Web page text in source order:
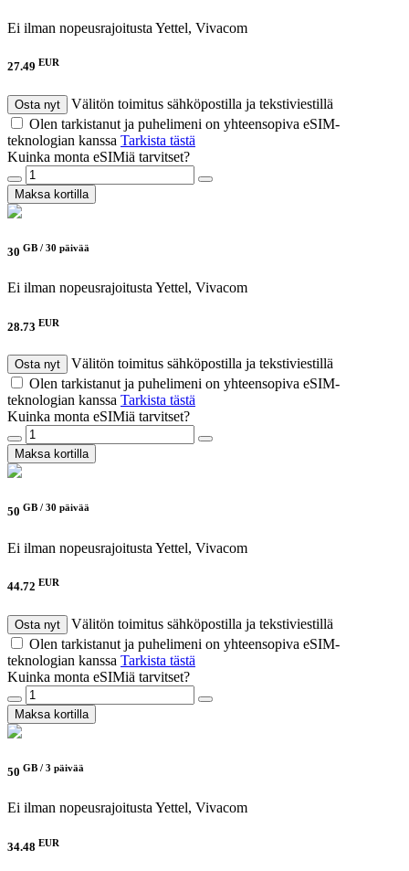
Ei ilman nopeusrajoitusta Yettel, Vivacom
27.49 EUR
Osta nyt
Välitön toimitus sähköpostilla ja tekstiviestillä
Olen tarkistanut ja puhelimeni on yhteensopiva eSIM-
teknologian kanssa Tarkista tästä
Kuinka monta eSIMiä tarvitset?
Maksa kortilla
30 GB / 30 päivää
Ei ilman nopeusrajoitustaYettel, Vivacom
28.73 EUR
Osta nyt
Välitön toimitus sähköpostilla ja tekstiviestillä
Olen tarkistanut ja puhelimeni on yhteensopiva eSIM-
teknologian kanssa Tarkista tästä
Kuinka monta eSIMiä tarvitset?
Maksa kortilla
50 GB / 30 päivää
Ei ilman nopeusrajoitusta Yettel, Vivacom
44.72 EUR
Osta nyt
Välitön toimitus sähköpostilla ja tekstiviestillä
Olen tarkistanut ja puhelimeni on yhteensopiva eSIM-
teknologian kanssa Tarkista tästä
Kuinka monta eSIMiä tarvitset?
Maksa kortilla
50 GB / 3 päivää
Ei ilman nopeusrajoitustaYettel, Vivacom
34.48 EUR